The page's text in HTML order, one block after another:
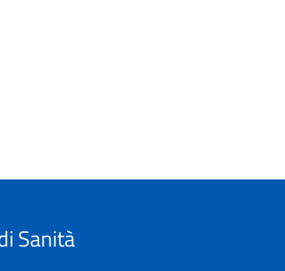
Sanità